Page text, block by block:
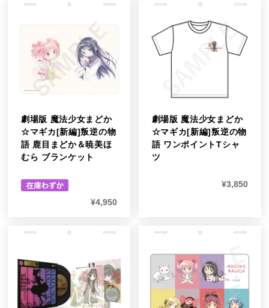
劇場版 魔法少女まどか
☆マギカ[新編]叛逆の物
語 鹿目まどか＆暁美ほ
むら ブランケット
¥4,950
劇場版 魔法少女まどか
☆マギカ[新編]叛逆の物
語 ワンポイントTシャ
ツ
¥3,850